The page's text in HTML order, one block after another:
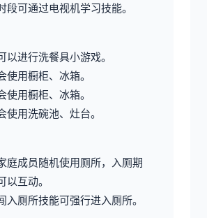
段可通过电视机学习技能。
以进行洗餐具小游戏。
使用橱柜、冰箱。
使用橱柜、冰箱。
使用洗碗池、灶台。
庭成员随机使用厕所，入厕期
以互动。
入厕所技能可强行进入厕所。